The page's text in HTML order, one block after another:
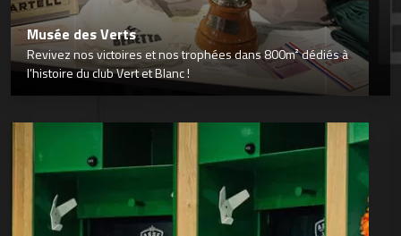
Musée des Verts
Revivez nos victoires et nos trophées dans 800m² dédiés à
l’histoire du club Vert et Blanc !